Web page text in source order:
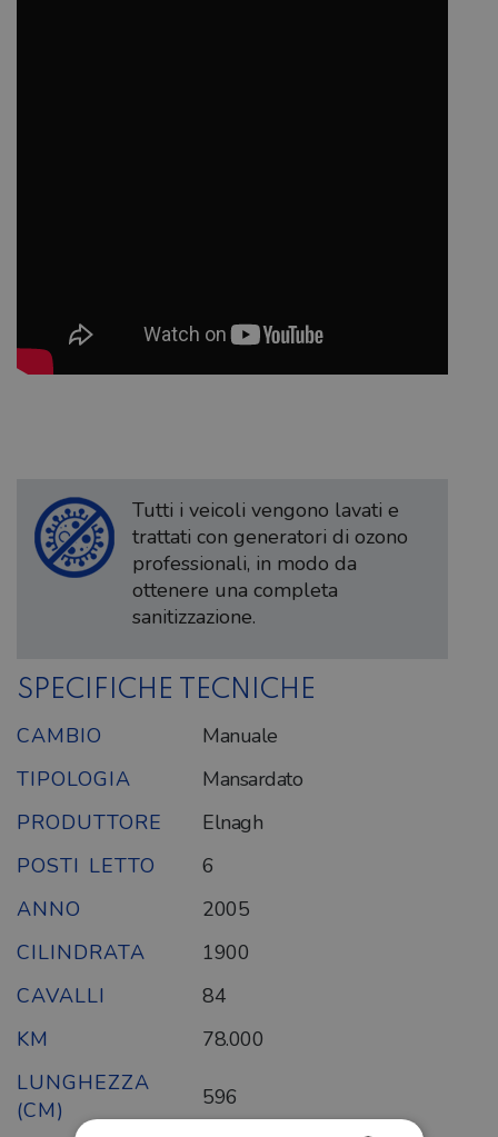
Tutti i veicoli vengono lavati e
trattati con generatori di ozono
professionali, in modo da
ottenere una completa
sanitizzazione.
SPECIFICHE TECNICHE
CAMBIO
Manuale
TIPOLOGIA
Mansardato
PRODUTTORE
Elnagh
POSTI LETTO
6
ANNO
2005
CILINDRATA
1900
CAVALLI
84
KM
78.000
LUNGHEZZA
(CM)
596